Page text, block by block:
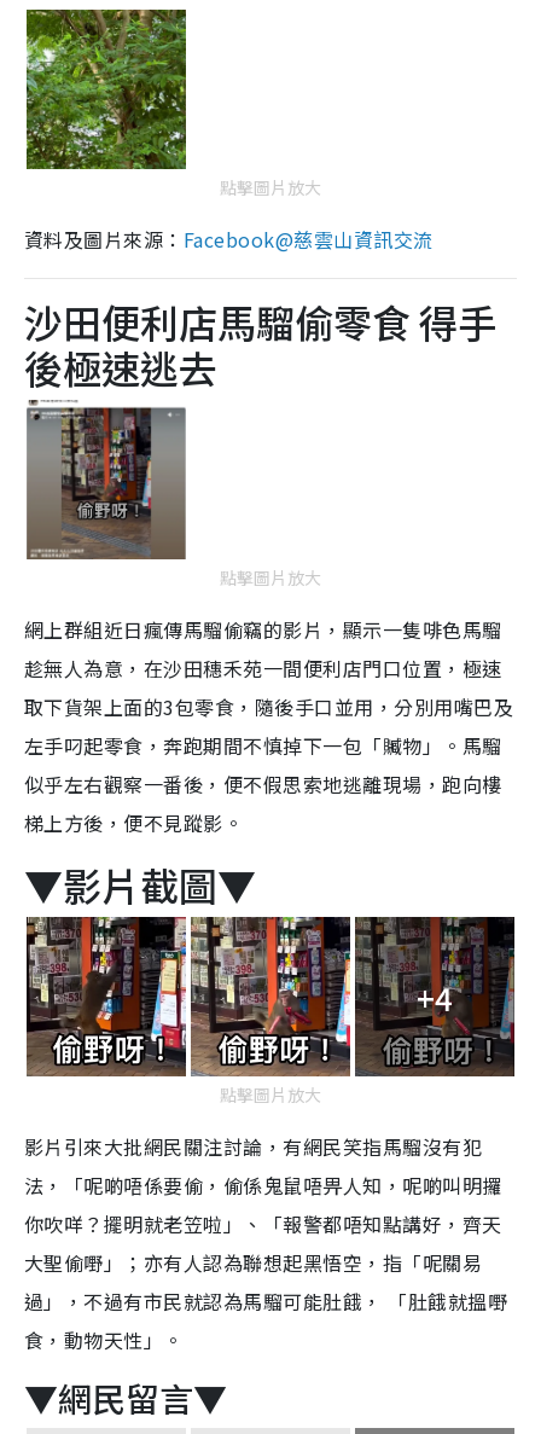
點擊圖片放大
資料及圖片來源： Facebook@慈雲山資訊交流
沙田便利店馬騮偷零食 得手
後極速逃去
點擊圖片放大
網上群組近日瘋傳馬騮偷竊的影片，顯示一隻啡色馬騮
趁無人為意，在沙田穗禾苑一間便利店門口位置，極速
取下貨架上面的3包零食，隨後手口並用，分別用嘴巴及
左手叼起零食，奔跑期間不慎掉下一包「贓物」。馬騮
似乎左右觀察一番後，便不假思索地逃離現場，跑向樓
梯上方後，便不見蹤影。
▼影片截圖▼
+4
點擊圖片放大
影片引來大批網民關注討論，有網民笑指馬騮沒有犯
法，「呢啲唔係要偷，偷係鬼鼠唔畀人知，呢啲叫明攞
你吹咩？擺明就老笠啦」、「報警都唔知點講好，齊天
大聖偷嘢」；亦有人認為聯想起黑悟空，指「呢關易
過」，不過有市民就認為馬騮可能肚餓， 「肚餓就搵嘢
食，動物天性」。
▼網民留言▼